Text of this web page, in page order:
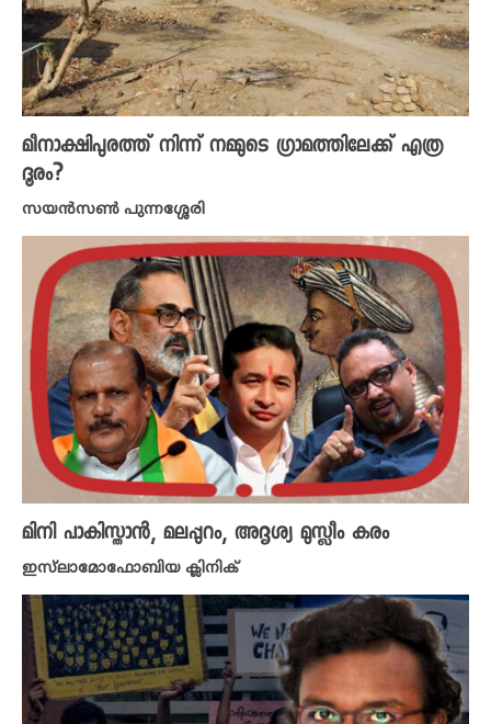
മീനാക്ഷിപുരത്ത്‌ നിന്ന്‌ നമ്മുടെ ഗ്രാമത്തിലേക്ക് എത്ര
ദൂരം?
സയൻസൺ പുന്നശ്ശേരി
മിനി പാകിസ്താൻ, മലപ്പുറം, അദൃശ്യ മുസ്ലീം കരം
ഇസ്‌ലാമോഫോബിയ ക്ലിനിക്